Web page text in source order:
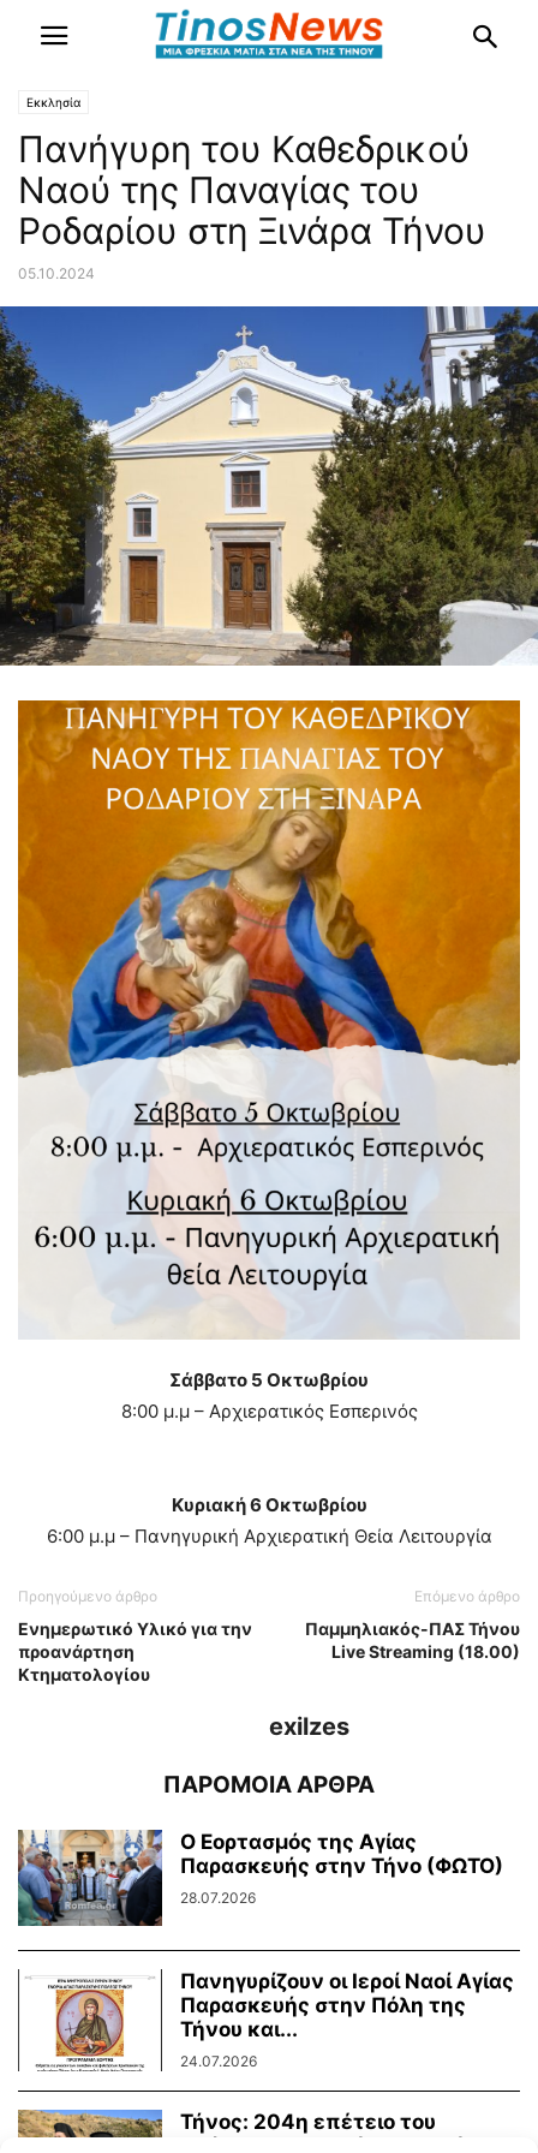
Εκκλησία
Πανήγυρη του Καθεδρικού
Ναού της Παναγίας του
Ροδαρίου στη Ξινάρα Τήνου
05.10.2024
Σάββατο 5 Οκτωβρίου
8:00 μ.μ – Αρχιερατικός Εσπερινός
Κυριακή 6 Οκτωβρίου
6:00 μ.μ – Πανηγυρική Αρχιερατική Θεία Λειτουργία
Προηγούμενο άρθρο
Ενημερωτικό Υλικό για την
προανάρτηση
Κτηματολογίου
Επόμενο άρθρο
Παμμηλιακός-ΠΑΣ Τήνου
Live Streaming (18.00)
exilzes
ΠΑΡΟΜΟΙΑ ΑΡΘΡΑ
Ο Εορτασμός της Αγίας
Παρασκευής στην Τήνο (ΦΩΤΟ)
28.07.2026
Πανηγυρίζουν οι Ιεροί Ναοί Αγίας
Παρασκευής στην Πόλη της
Τήνου και...
24.07.2026
Τήνος: 204η επέτειο του
Οράματος της Αγίας Πελαγίας